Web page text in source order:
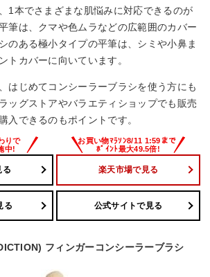
1本でさまざまな肌悩みに対応できるのが
筆は、クマや色ムラなどの広範囲のカバー
のある極小タイプの平筆は、シミや小鼻ま
トカバーに向いています。
はじめてコンシーラーブラシを使う方にも
ッグストアやバラエティショップでも販売
入できるのもポイントです。
る 楽天市場で見る
る 公式サイトで見る
フィンガーコンシーラーブラシ